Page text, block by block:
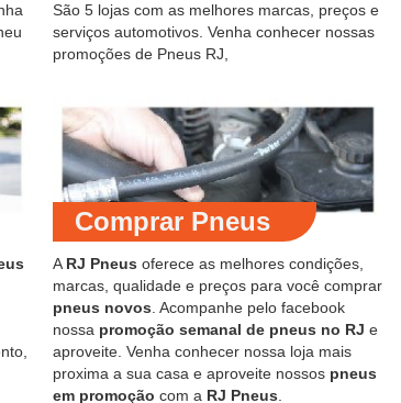
São 5 lojas com as melhores marcas, preços e
serviços automotivos. Venha conhecer nossas
promoções de Pneus RJ,
Comprar Pneus
A RJ Pneus oferece as melhores condições,
marcas, qualidade e preços para você comprar
pneus novos . Acompanhe pelo facebook
nossa promoção semanal de pneus no RJ e
aproveite. Venha conhecer nossa loja mais
proxima a sua casa e aproveite nossos pneus
em promoção com a RJ Pneus